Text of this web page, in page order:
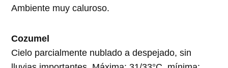
Ambiente muy caluroso.
Cozumel
Cielo parcialmente nublado a despejado, sin